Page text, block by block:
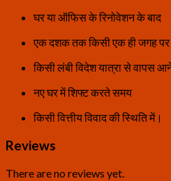
घर या ऑफिस के रिनोवेशन के बाद
एक दशक तक किसी एक ही जगह पर
किसी लंबी विदेश यात्रा से वापस
नए घर में शिफ्ट करते समय
किसी वित्तीय विवाद की स्थिति में।
Reviews
There are no reviews yet.